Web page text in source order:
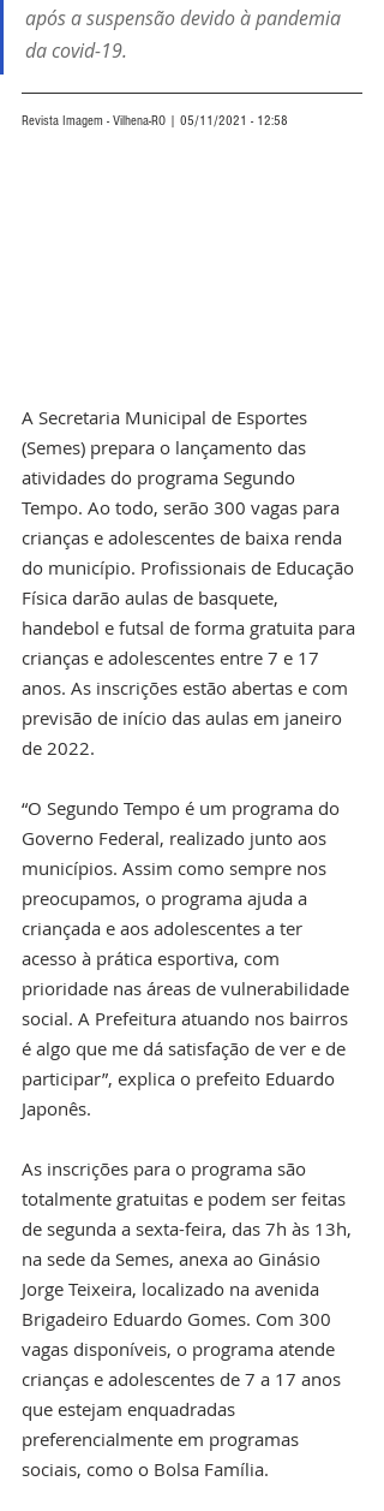
após a suspensão devido à pandemia
da covid-19.
Revista Imagem - Vilhena-RO | 05/11/2021 - 12:58
A Secretaria Municipal de Esportes
(Semes) prepara o lançamento das
atividades do programa Segundo
Tempo. Ao todo, serão 300 vagas para
crianças e adolescentes de baixa renda
do município. Profissionais de Educação
Física darão aulas de basquete,
handebol e futsal de forma gratuita para
crianças e adolescentes entre 7 e 17
anos. As inscrições estão abertas e com
previsão de início das aulas em janeiro
de 2022.
“O Segundo Tempo é um programa do
Governo Federal, realizado junto aos
municípios. Assim como sempre nos
preocupamos, o programa ajuda a
criançada e aos adolescentes a ter
acesso à prática esportiva, com
prioridade nas áreas de vulnerabilidade
social. A Prefeitura atuando nos bairros
é algo que me dá satisfação de ver e de
participar”, explica o prefeito Eduardo
Japonês.
As inscrições para o programa são
totalmente gratuitas e podem ser feitas
de segunda a sexta-feira, das 7h às 13h,
na sede da Semes, anexa ao Ginásio
Jorge Teixeira, localizado na avenida
Brigadeiro Eduardo Gomes. Com 300
vagas disponíveis, o programa atende
crianças e adolescentes de 7 a 17 anos
que estejam enquadradas
preferencialmente em programas
sociais, como o Bolsa Família.